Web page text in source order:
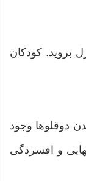
بروید. کودکان
دوقلوها وجود
و افسردگی